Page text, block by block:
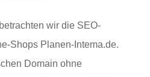
wir die SEO-
Shops Planen-Intema.de.
Domain ohne